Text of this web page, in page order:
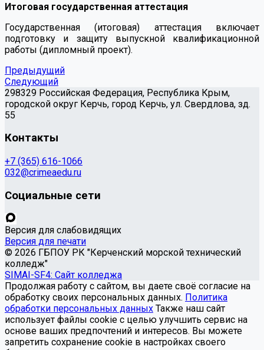
Итоговая государственная аттестация
Государственная (итоговая) аттестация включает
подготовку и защиту выпускной квалификационной
работы (дипломный проект).
Предыдущий
Следующий
298329 Российская Федерация, Республика Крым,
городской округ Керчь, город Керчь, ул. Свердлова, зд.
55
Контакты
+7 (365) 616-1066
032@crimeaedu.ru
Социальные сети
Версия для слабовидящих
Версия для печати
© 2026 ГБПОУ РК "Керченский морской технический
колледж"
SIMAI-SF4: Сайт колледжа
Продолжая работу с сайтом, вы даете своё согласие на
обработку своих персональных данных. Политика
обработки персональных данных Также наш сайт
использует файлы cookie с целью улучшить сервис на
основе ваших предпочтений и интересов. Вы можете
запретить сохранение cookie в настройках своего